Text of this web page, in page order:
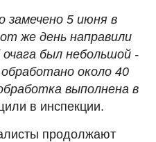
замечено 5 июня в
же день направили
был небольшой -
около 40
выполнена в
в инспекции.
продолжают